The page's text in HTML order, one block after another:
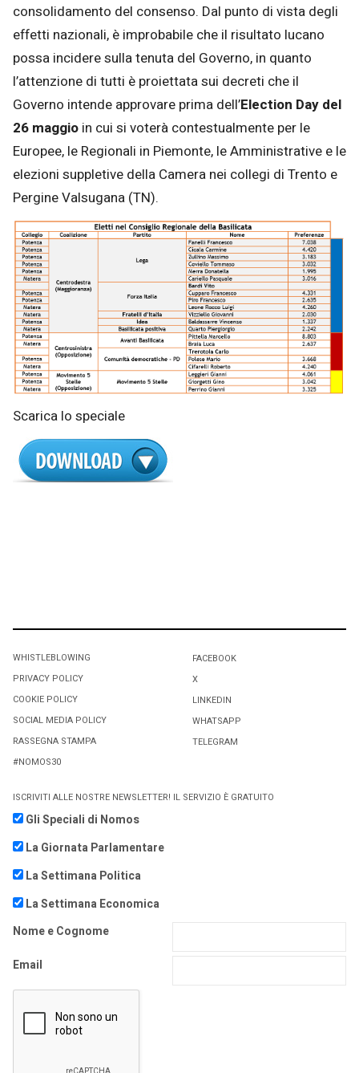
consolidamento del consenso. Dal punto di vista degli
effetti nazionali, è improbabile che il risultato lucano
possa incidere sulla tenuta del Governo, in quanto
l’attenzione di tutti è proiettata sui decreti che il
Governo intende approvare prima dell’Election Day del
26 maggio in cui si voterà contestualmente per le
Europee, le Regionali in Piemonte, le Amministrative e le
elezioni suppletive della Camera nei collegi di Trento e
Pergine Valsugana (TN).
Scarica lo speciale
WHISTLEBLOWING
PRIVACY POLICY
COOKIE POLICY
SOCIAL MEDIA POLICY
RASSEGNA STAMPA
#NOMOS30
FACEBOOK
X
LINKEDIN
WHATSAPP
TELEGRAM
ISCRIVITI ALLE NOSTRE NEWSLETTER! IL SERVIZIO È GRATUITO
Gli Speciali di Nomos
La Giornata Parlamentare
La Settimana Politica
La Settimana Economica
Nome e Cognome
Email